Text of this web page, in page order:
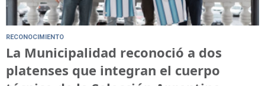
RECONOCIMIENTO
La Municipalidad reconoció a dos
platenses que integran el cuerpo